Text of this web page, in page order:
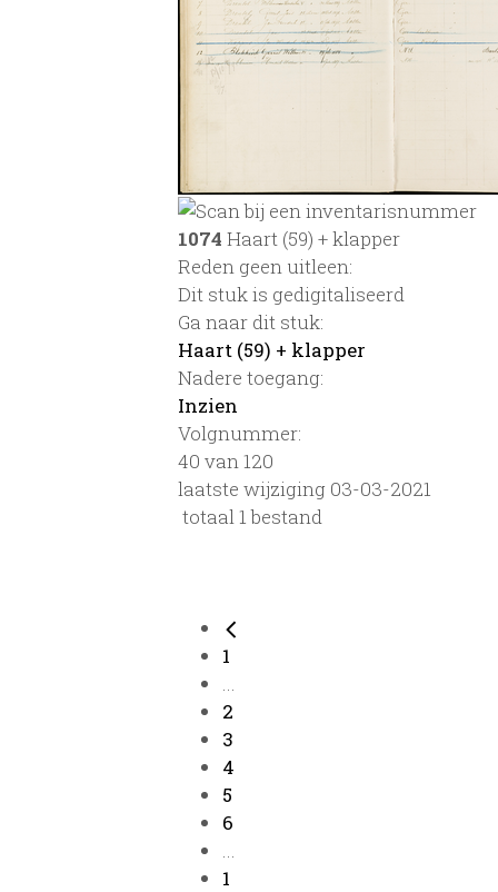
1074 Haart (59) + klapper
Reden geen uitleen:
Dit stuk is gedigitaliseerd
Ga naar dit stuk:
Haart (59) + klapper
Nadere toegang:
Inzien
Volgnummer:
40 van 120
laatste wijziging 03-03-2021
totaal 1 bestand
1
...
2
3
4
5
6
...
1